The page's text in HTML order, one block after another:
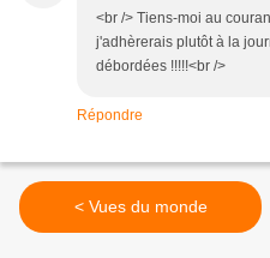
<br /> Tiens-moi au
j'adhèrerais plutôt à la
débordées !!!!!<br />
Répondre
< Vues du monde